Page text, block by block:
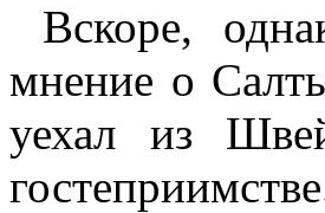
Вскоре,
мнение о
уехал из